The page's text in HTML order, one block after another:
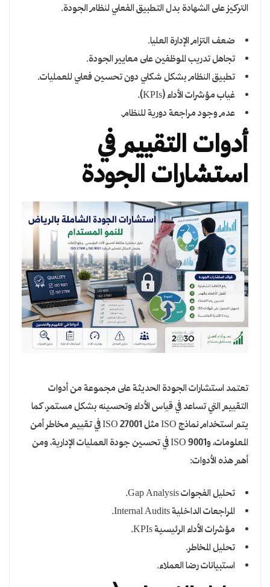
التركيز على الشهادة بدل التطبيق الفعلي لنظام الجودة.
ضعف التزام الإدارة العليا.
تجاهل تدريب الموظفين على معايير الجودة.
تطبيق النظام بشكل شكلي دون تحسين فعلي للعمليات.
غياب مؤشرات الأداء (KPIs).
عدم وجود مراجعة دورية للنظام.
أدوات التقييم في
استشارات الجودة
تعتمد استشارات الجودة الحديثة على مجموعة من أدوات
التقييم التي تساعد في قياس الأداء وتحسينه بشكل مستمر، كما
يتم استخدام نماذج ISO مثل ISO 27001 في تقييم مخاطر أمن
المعلومات، وISO 9001 في تحسين جودة العمليات الإدارية، ومن
أهم هذه الأدوات:
تحليل الفجوات Gap Analysis.
المراجعات الداخلية Internal Audits.
مؤشرات الأداء الرئيسية KPIs.
تحليل المخاطر.
استبيانات رضا العملاء.